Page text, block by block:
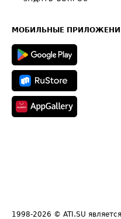
Техническая информация
МОБИЛЬНЫЕ
1998-2026 © ATI.SU